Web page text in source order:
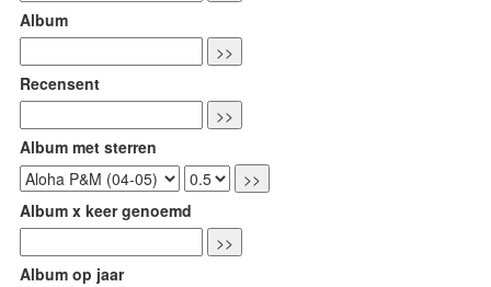
Album
Recensent
Album met sterren
Album x keer genoemd
Album op jaar